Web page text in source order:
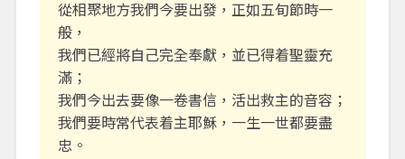
從相聚地方我們今要出發，正如五旬節時一
般，
我們已經將自己完全奉獻，並已得着聖靈充
滿；
我們今出去要像一卷書信，活出救主的音容；
我們要時常代表着主耶穌，一生一世都要盡
忠。